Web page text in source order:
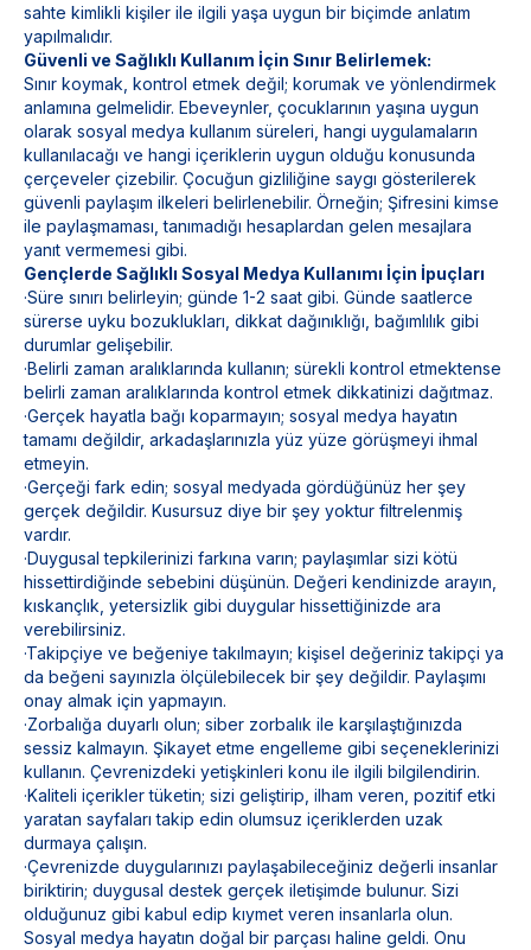
sahte kimlikli kişiler ile ilgili yaşa uygun bir biçimde anlatım
yapılmalıdır.
Güvenli ve Sağlıklı Kullanım İçin Sınır Belirlemek:
Sınır koymak, kontrol etmek değil; korumak ve yönlendirmek
anlamına gelmelidir. Ebeveynler, çocuklarının yaşına uygun
olarak sosyal medya kullanım süreleri, hangi uygulamaların
kullanılacağı ve hangi içeriklerin uygun olduğu konusunda
çerçeveler çizebilir. Çocuğun gizliliğine saygı gösterilerek
güvenli paylaşım ilkeleri belirlenebilir. Örneğin; Şifresini kimse
ile paylaşmaması, tanımadığı hesaplardan gelen mesajlara
yanıt vermemesi gibi.
Gençlerde Sağlıklı Sosyal Medya Kullanımı İçin İpuçları
·Süre sınırı belirleyin; günde 1-2 saat gibi. Günde saatlerce
sürerse uyku bozuklukları, dikkat dağınıklığı, bağımlılık gibi
durumlar gelişebilir.
·Belirli zaman aralıklarında kullanın; sürekli kontrol etmektense
belirli zaman aralıklarında kontrol etmek dikkatinizi dağıtmaz.
·Gerçek hayatla bağı koparmayın; sosyal medya hayatın
tamamı değildir, arkadaşlarınızla yüz yüze görüşmeyi ihmal
etmeyin.
·Gerçeği fark edin; sosyal medyada gördüğünüz her şey
gerçek değildir. Kusursuz diye bir şey yoktur filtrelenmiş
vardır.
·Duygusal tepkilerinizi farkına varın; paylaşımlar sizi kötü
hissettirdiğinde sebebini düşünün. Değeri kendinizde arayın,
kıskançlık, yetersizlik gibi duygular hissettiğinizde ara
verebilirsiniz.
·Takipçiye ve beğeniye takılmayın; kişisel değeriniz takipçi ya
da beğeni sayınızla ölçülebilecek bir şey değildir. Paylaşımı
onay almak için yapmayın.
·Zorbalığa duyarlı olun; siber zorbalık ile karşılaştığınızda
sessiz kalmayın. Şikayet etme engelleme gibi seçeneklerinizi
kullanın. Çevrenizdeki yetişkinleri konu ile ilgili bilgilendirin.
·Kaliteli içerikler tüketin; sizi geliştirip, ilham veren, pozitif etki
yaratan sayfaları takip edin olumsuz içeriklerden uzak
durmaya çalışın.
·Çevrenizde duygularınızı paylaşabileceğiniz değerli insanlar
biriktirin; duygusal destek gerçek iletişimde bulunur. Sizi
olduğunuz gibi kabul edip kıymet veren insanlarla olun.
Sosyal medya hayatın doğal bir parçası haline geldi. Onu